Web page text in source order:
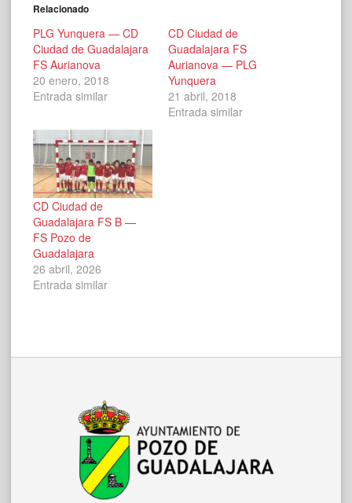
Relacionado
PLG Yunquera — CD
Ciudad de Guadalajara
FS Aurianova
20 enero, 2018
Entrada similar
CD Ciudad de
Guadalajara FS
Aurianova — PLG
Yunquera
21 abril, 2018
Entrada similar
CD Ciudad de
Guadalajara FS B —
FS Pozo de
Guadalajara
26 abril, 2026
Entrada similar